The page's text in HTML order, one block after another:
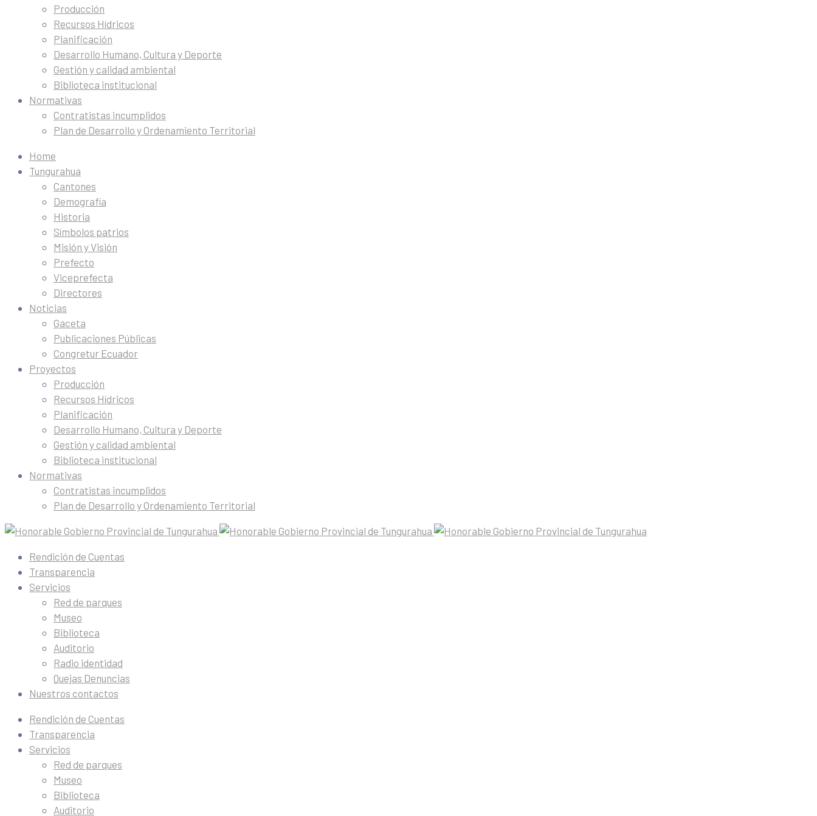
Producción
Recursos Hídricos
Planificación
Desarrollo Humano, Cultura y Deporte
Gestión y calidad ambiental
Biblioteca institucional
Normativas
Contratistas incumplidos
Plan de Desarrollo y Ordenamiento Territorial
Home
Tungurahua
Cantones
Demografía
Historia
Símbolos patrios
Misión y Visión
Prefecto
Viceprefecta
Directores
Noticias
Gaceta
Publicaciones Públicas
Congretur Ecuador
Proyectos
Producción
Recursos Hídricos
Planificación
Desarrollo Humano, Cultura y Deporte
Gestión y calidad ambiental
Biblioteca institucional
Normativas
Contratistas incumplidos
Plan de Desarrollo y Ordenamiento Territorial
Rendición de Cuentas
Transparencia
Servicios
Red de parques
Museo
Biblioteca
Auditorio
Radio identidad
Quejas Denuncias
Nuestros contactos
Rendición de Cuentas
Transparencia
Servicios
Red de parques
Museo
Biblioteca
Auditorio